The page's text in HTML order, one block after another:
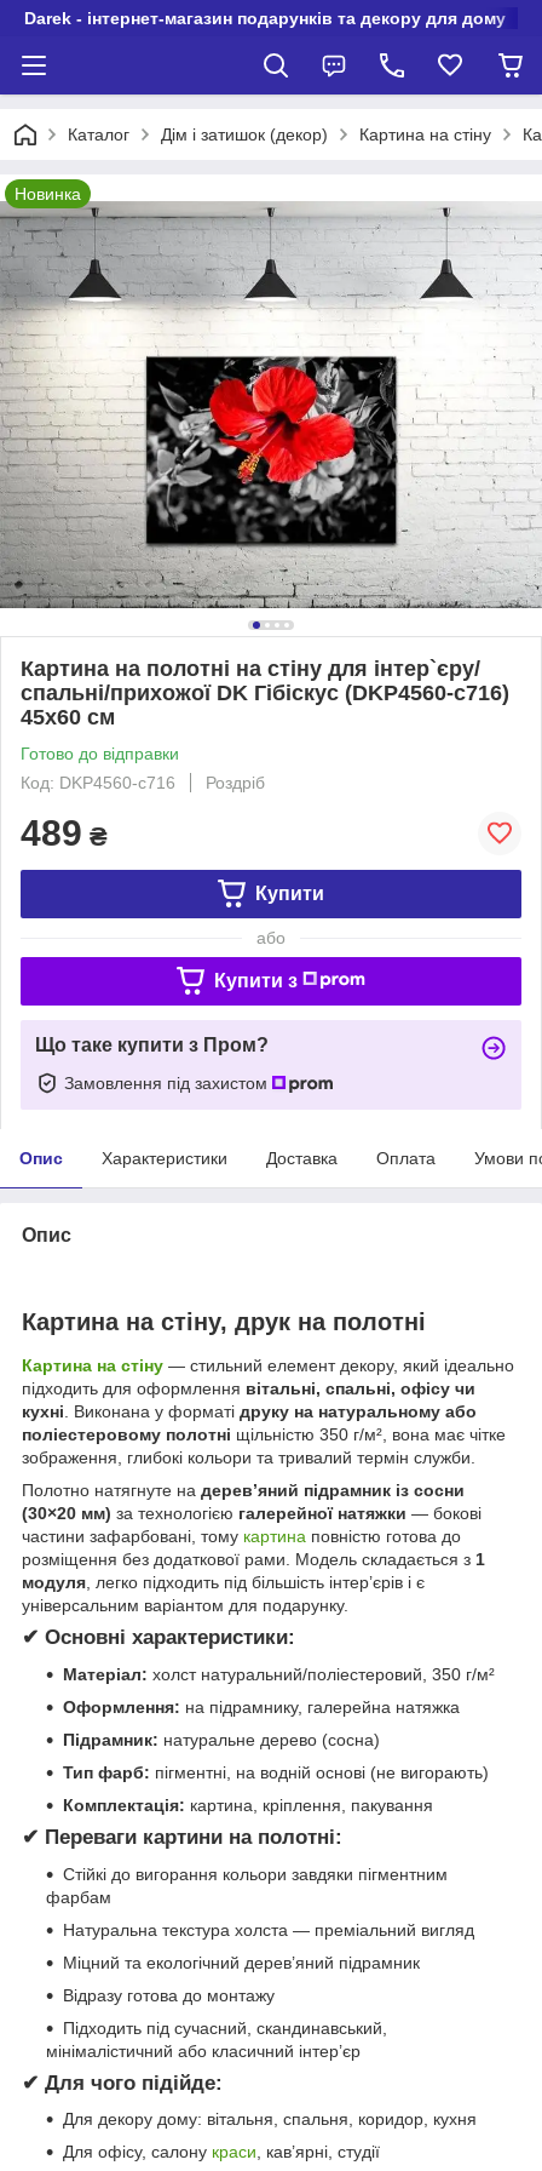
Darek - інтернет-магазин подарунків та декору для дому
Каталог Дім і затишок (декор) Картина на стіну
Новинка
Картина на полотні на стіну для інтер`єру/
спальні/прихожої DK Гібіскус (DKP4560-c716)
45х60 см
Готово до відправки
Код: DKP4560-c716
Роздріб
489 ₴
Купити
або
Купити з
Що таке купити з Пром?
Замовлення під захистом
Опис Характеристики Доставка Оплата Умови
Опис
Картина на стіну, друк на полотні
Картина на стіну — стильний елемент декору, який ідеально
підходить для оформлення вітальні, спальні, офісу чи
кухні . Виконана у форматі друку на натуральному або
поліестеровому полотні щільністю 350 г/м², вона має чітке
зображення, глибокі кольори та тривалий термін служби.
Полотно натягнуте на дерев’яний підрамник із сосни
(30×20 мм) за технологією галерейної натяжки — бокові
частини зафарбовані, тому картина повністю готова до
розміщення без додаткової рами. Модель складається з 1
модуля , легко підходить під більшість інтер’єрів і є
універсальним варіантом для подарунку.
✔ Основні характеристики:
Матеріал: холст натуральний/поліестеровий, 350 г/м²
Оформлення: на підрамнику, галерейна натяжка
Підрамник: натуральне дерево (сосна)
Тип фарб: пігментні, на водній основі (не вигорають)
Комплектація: картина, кріплення, пакування
✔ Переваги картини на полотні:
Стійкі до вигорання кольори завдяки пігментним
фарбам
Натуральна текстура холста — преміальний вигляд
Міцний та екологічний дерев’яний підрамник
Відразу готова до монтажу
Підходить під сучасний, скандинавський,
мінімалістичний або класичний інтер’єр
✔ Для чого підійде:
Для декору дому: вітальня, спальня, коридор, кухня
Для офісу, салону краси, кав’ярні, студії